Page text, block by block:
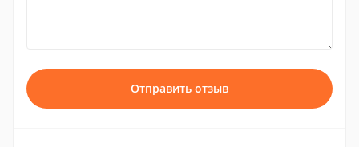
Отправить отзыв